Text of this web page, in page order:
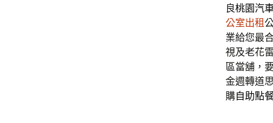
良桃園汽
公室出租
業給您最
視及老花
區當舖，
金週轉道
購自助點